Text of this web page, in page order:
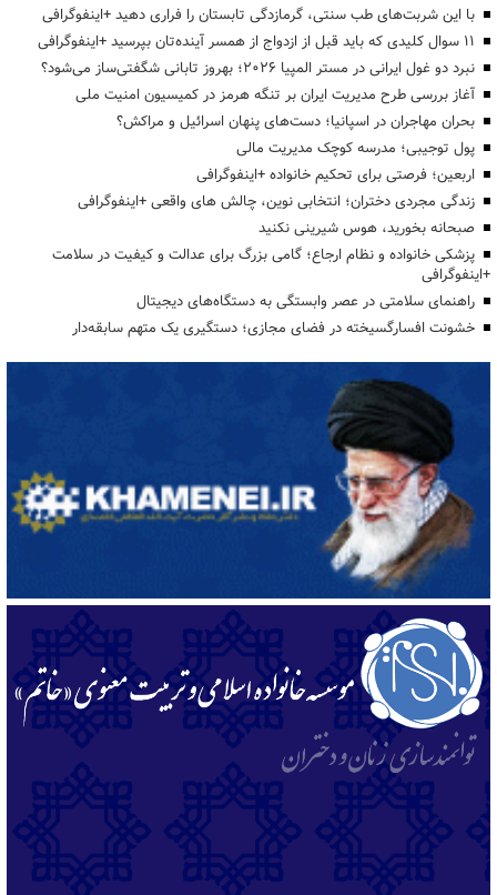
با این شربت‌های طب سنتی، گرمازدگی تابستان را فراری دهید +اینفوگرافی
۱۱ سوال کلیدی که باید قبل از ازدواج از همسر آینده‌تان بپرسید +اینفوگرافی
نبرد دو غول ایرانی در مستر المپیا ۲۰۲۶؛ بهروز تابانی شگفتی‌ساز می‌شود؟
آغاز بررسی طرح مدیریت ایران بر تنگه هرمز در کمیسیون امنیت ملی
بحران مهاجران در اسپانیا؛ دست‌های پنهان اسرائیل و مراکش؟
پول توجیبی؛ مدرسه کوچک مدیریت مالی
اربعین؛ فرصتی برای تحکیم خانواده +اینفوگرافی
زندگی مجردی دختران؛ انتخابی نوین، چالش های واقعی +اینفوگرافی
صبحانه بخورید، هوس شیرینی نکنید
پزشکی خانواده و نظام ارجاع؛ گامی بزرگ برای عدالت و کیفیت در سلامت
+اینفوگرافی
راهنمای سلامتی در عصر وابستگی به دستگاه‌های دیجیتال
خشونت افسارگسیخته در فضای مجازی؛ دستگیری یک متهم سابقه‌دار